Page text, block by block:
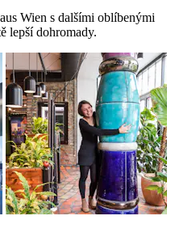
Wien s dalšími oblíbenými
lepší dohromady.